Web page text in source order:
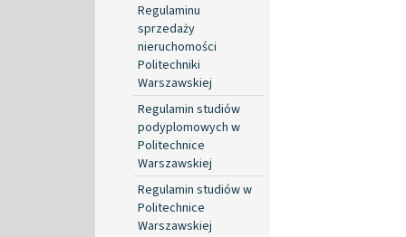
Regulaminu
sprzedaży
nieruchomości
Politechniki
Warszawskiej
Regulamin studiów
podyplomowych w
Politechnice
Warszawskiej
Regulamin studiów w
Politechnice
Warszawskiej